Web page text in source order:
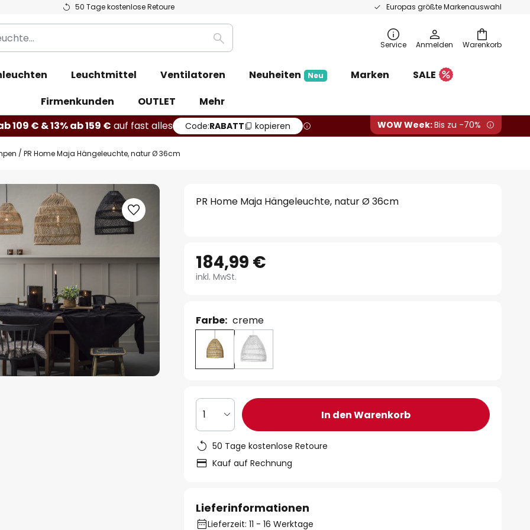
50 Tage kostenlose Retoure Europas größte Markenauswahl
Warenkorb
Suche Service Anmelden
Leuchtmittel Ventilatoren Neuheiten Neu Marken
SALE
Firmenkunden
OUTLET
Mehr
109 € & 13% ab 159 € auf fast alles Code:RABATT kopieren WOW Week:Bis zu -70%
PR Home Maja Hängeleuchte, natur Ø 36cm
PR Home Maja Hängeleuchte, natur Ø 36cm
184,99 €
inkl. MwSt.
Farbe: creme
1 In den Warenkorb
50 Tage kostenlose Retoure
Kauf auf Rechnung
Lieferinformationen
Lieferzeit: 11 - 16 Werktage